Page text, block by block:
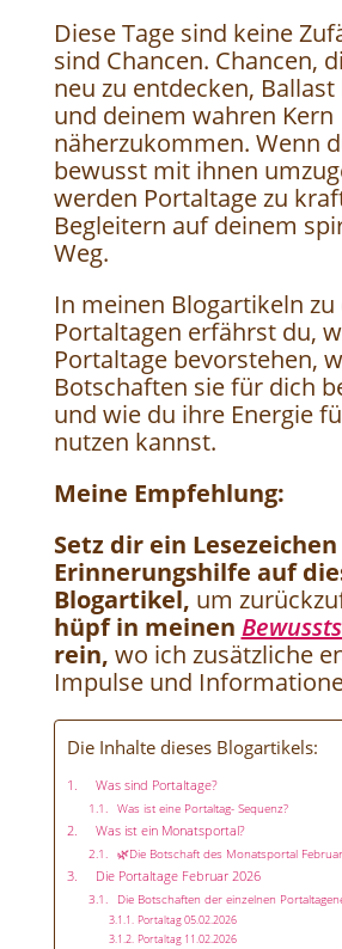
Diese Tage sind keine
sind Chancen. Chancen,
neu zu entdecken,
und deinem wahren Kern
näherzukommen. Wenn
bewusst mit ihnen
werden Portaltage zu
Begleitern auf deinem
Weg.
In meinen Blogartikeln zu
Portaltagen erfährst du,
Portaltage bevorstehen,
Botschaften sie für dich
und wie du ihre Energie
nutzen kannst.
Meine Empfehlung:
Setz dir ein
Erinnerungshilfe auf
Blogartikel, um
hüpf in meinen
rein, wo ich zusätzliche
Impulse und
Die Inhalte dieses Blogartikels:
Was sind Portaltage?
Was ist eine Portaltag- Sequenz?
Was ist ein Monatsportal?
🌿Die Botschaft des Monatsportal
Die Portaltage Februar 2026
Die Botschaften der einzelnen
Portaltag 05.02.2026
Portaltag 11.02.2026